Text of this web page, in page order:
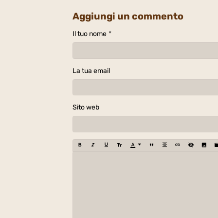
Aggiungi un commento
Il tuo nome
La tua email
Sito web